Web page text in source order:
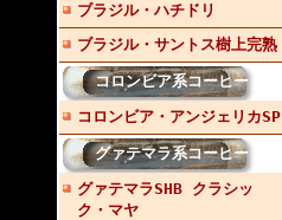
ブラジル・ハチドリ
ブラジル・サントス樹上完熟
コロンビア系コーヒー
コロンビア・アンジェリカSP
グァテマラ系コーヒー
グァテマラSHB クラシッ
ク・マヤ